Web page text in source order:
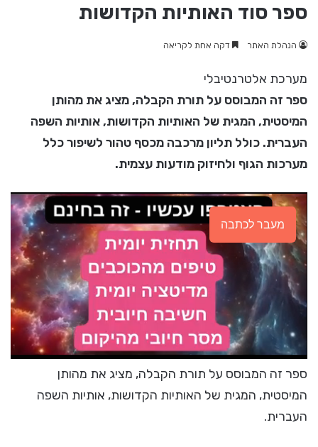
ספר סוד האותיות הקדושות
הנהלת האתר דקה אחת לקריאה
מערכת אלטרנטיבלי
ספר זה המבוסס על תורת הקבלה, מציג את מהותן
המיסטית, המגית של האותיות הקדושות, אותיות השפה
העברית. כולל תליון מרכבה מכסף טהור לשיפור כלל
מערכות הגוף ולחיזוק מודעות עצמית.
מעבר לכתבה
ספר זה המבוסס על תורת הקבלה, מציג את מהותן
המיסטית, המגית של האותיות הקדושות, אותיות השפה
העברית.